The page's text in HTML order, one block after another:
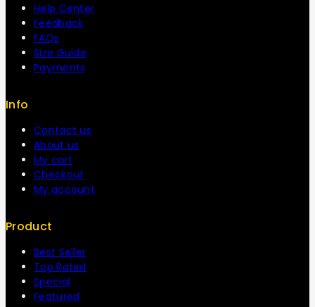
Help Center
Feedback
FAQs
Size Guide
Payments
Info
Contact us
About us
My cart
Checkout
My account
Product
Best Seller
Top Rated
Special
Featured